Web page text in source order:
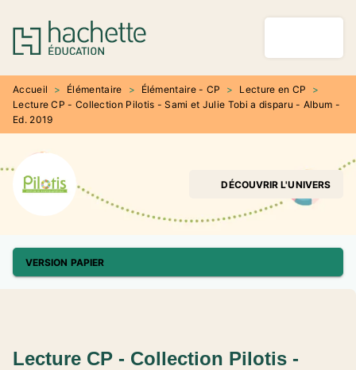
MENU RECHERCHE
PIED DE PAGE
Accueil > Élémentaire > Élémentaire - CP > Lecture en CP
>
Lecture CP - Collection Pilotis - Sami et Julie Tobi a disparu - Album -
Ed. 2019
DÉCOUVRIR L'UNIVERS
VERSION PAPIER
Lecture CP - Collection Pilotis -